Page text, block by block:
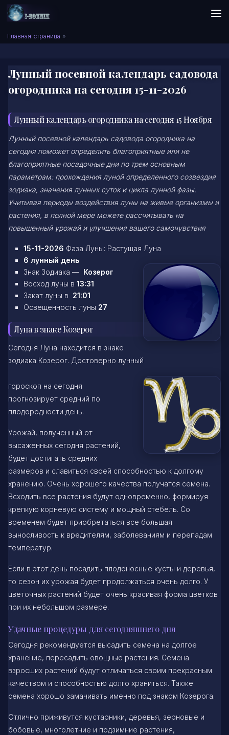
Skip to content
Сонник I-SONNIK.COM
Главная страница »
Лунный посевной календарь садовода
огородника на сегодня 15-11-2026
Лунный календарь огородника на сегодня 15 Ноября
Лунный посевной календарь садовода огородника на
сегодня поможет определить благоприятные или не
благоприятные посадочные дни по трем основным
параметрам: прохождения луной определенного созвездия
зодиака, значения лунных суток и цикла лунной фазы.
Учитывая периоды воздействия луны на живые организмы и
растения, в полной мере можете рассчитывать на
повышенный урожай и улучшения вашего самочувствия
15-11-2026 Фаза Луны: Растущая Луна
6 лунный день
Знак Зодиака — Козерог
Восход луны в 13:31
Закат луны в 21:01
Освещенность луны 27
Луна в знаке Козерог
Сегодня Луна находится в знаке
зодиака Козерог. Достоверно лунный
гороскоп на сегодня
прогнозирует средний по
плодородности день.
Урожай, полученный от
высаженных сегодня растений,
будет достигать средних
размеров и славиться своей способностью к долгому
хранению. Очень хорошего качества получатся семена.
Всходить все растения будут одновременно, формируя
крепкую корневую систему и мощный стебель. Со
временем будет приобретаться все большая
выносливость к вредителям, заболеваниям и перепадам
температур.
Если в этот день посадить плодоносные кусты и деревья,
то сезон их урожая будет продолжаться очень долго. У
цветочных растений будет очень красивая форма цветков
при их небольшом размере.
Удачные процедуры для сегодняшнего дня
Сегодня рекомендуется высадить семена на долгое
хранение, пересадить овощные растения. Семена
взросших растений будут отличаться своим прекрасным
качеством и способностью долго храниться. Также
семена хорошо замачивать именно под знаком Козерога.
Отлично приживутся кустарники, деревья, зерновые и
бобовые, многолетние и подзимние растения,